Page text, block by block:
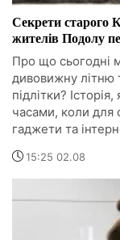
Секрети старого
жителів Подолу
Про що сьогодні
дивовижну літню
підлітки?
часами, коли для
гаджети та
15:25 02.08